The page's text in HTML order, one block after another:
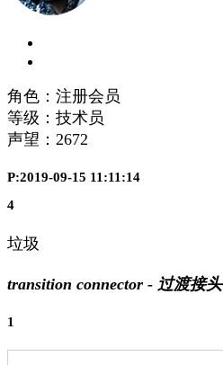
角色：注册会员
等级：技术员
声望： 2672
P:2019-09-15 11:11:14
4
垃圾
transition connector - 过渡接头
1